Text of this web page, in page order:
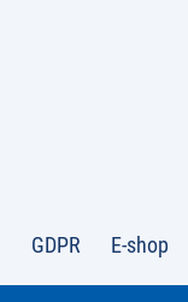
GDPR E-shop